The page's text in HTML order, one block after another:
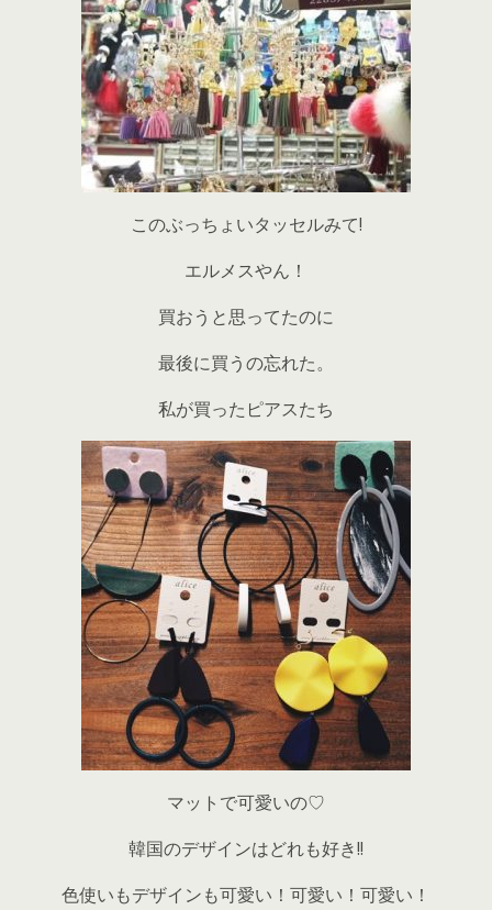
このぶっちょいタッセルみて!
エルメスやん！
買おうと思ってたのに
最後に買うの忘れた。
私が買ったピアスたち
マットで可愛いの♡
韓国のデザインはどれも好き!!
色使いもデザインも可愛い！可愛い！可愛い！